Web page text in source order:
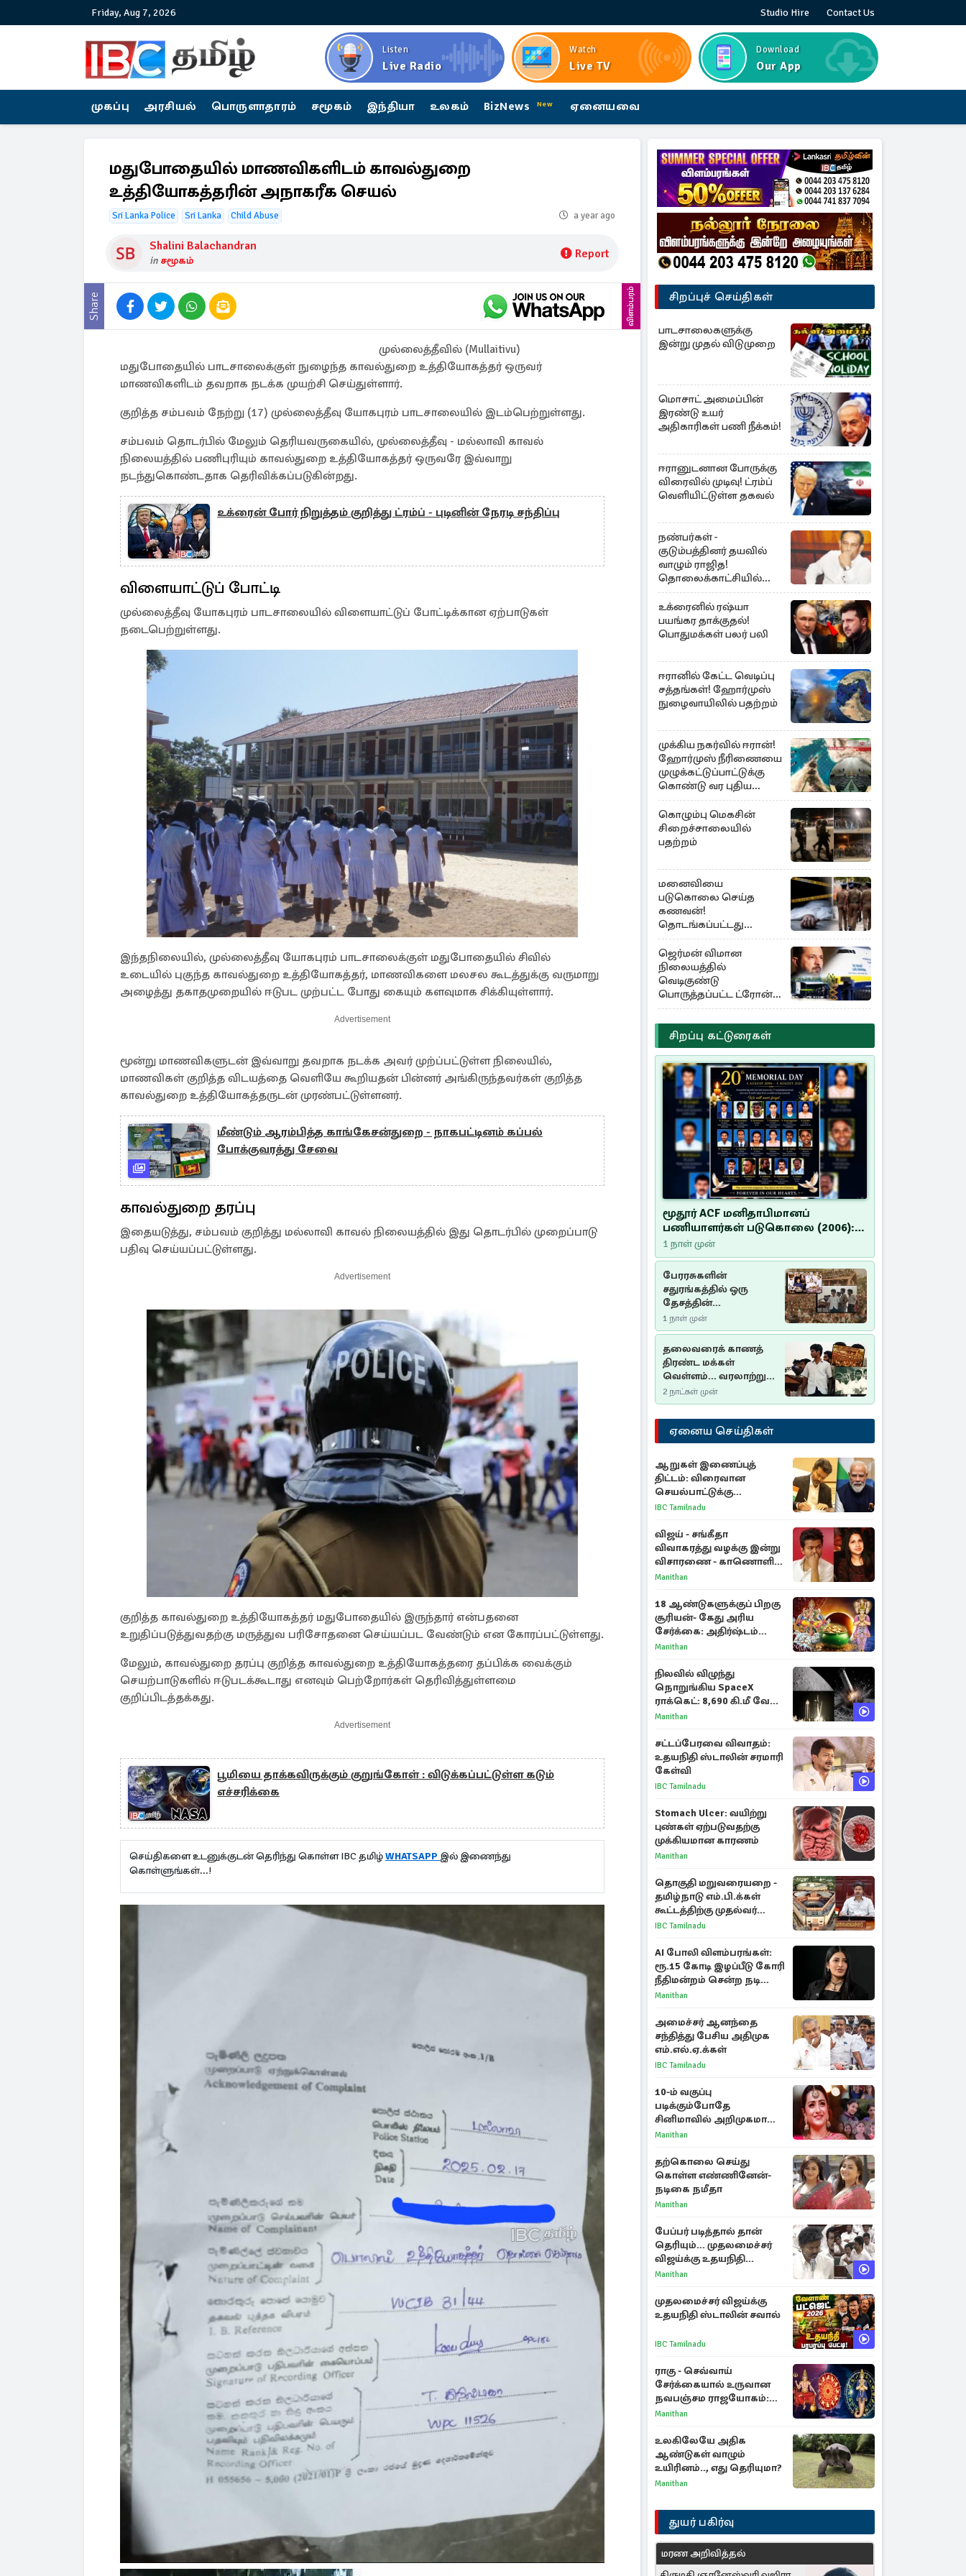
Friday, Aug 7, 2026 Studio Hire Contact Us
Listen
Live Radio
Watch
Live TV
Download
Our App
முகப்பு அரசியல் பொருளாதாரம் சமூகம் இந்தியா உலகம் BizNews New ஏனையவை
மதுபோதையில் மாணவிகளிடம் காவல்துறை
உத்தியோகத்தரின் அநாகரீக செயல்
Sri Lanka Police Sri Lanka Child Abuse a year ago
Shalini Balachandran
in சமூகம் Report
Share விளம்பரம்
முல்லைத்தீவில் (Mullaitivu)
மதுபோதையில் பாடசாலைக்குள் நுழைந்த காவல்துறை உத்தியோகத்தர் ஒருவர்
மாணவிகளிடம் தவறாக நடக்க முயற்சி செய்துள்ளார்.
குறித்த சம்பவம் நேற்று (17) முல்லைத்தீவு யோகபுரம் பாடசாலையில் இடம்பெற்றுள்ளது.
சம்பவம் தொடர்பில் மேலும் தெரியவருகையில், முல்லைத்தீவு - மல்லாவி காவல்
நிலையத்தில் பணிபுரியும் காவல்துறை உத்தியோகத்தர் ஒருவரே இவ்வாறு
நடந்துகொண்டதாக தெரிவிக்கப்படுகின்றது.
உக்ரைன் போர் நிறுத்தம் குறித்து ட்ரம்ப் - புடினின் நேரடி சந்திப்பு
விளையாட்டுப் போட்டி
முல்லைத்தீவு யோகபுரம் பாடசாலையில் விளையாட்டுப் போட்டிக்கான ஏற்பாடுகள்
நடைபெற்றுள்ளது.
இந்தநிலையில், முல்லைத்தீவு யோகபுரம் பாடசாலைக்குள் மதுபோதையில் சிவில்
உடையில் புகுந்த காவல்துறை உத்தியோகத்தர், மாணவிகளை மலசல கூடத்துக்கு வருமாறு
அழைத்து தகாதமுறையில் ஈடுபட முற்பட்ட போது கையும் களவுமாக சிக்கியுள்ளார்.
Advertisement
மூன்று மாணவிகளுடன் இவ்வாறு தவறாக நடக்க அவர் முற்ப்பட்டுள்ள நிலையில்,
மாணவிகள் குறித்த விடயத்தை வெளியே கூறியதன் பின்னர் அங்கிருந்தவர்கள் குறித்த
காவல்துறை உத்தியோகத்தருடன் முரண்பட்டுள்ளனர்.
மீண்டும் ஆரம்பித்த காங்கேசன்துறை - நாகபட்டினம் கப்பல்
போக்குவரத்து சேவை
காவல்துறை தரப்பு
இதையடுத்து, சம்பவம் குறித்து மல்லாவி காவல் நிலையத்தில் இது தொடர்பில் முறைப்பாடு
பதிவு செய்யப்பட்டுள்ளது.
Advertisement
குறித்த காவல்துறை உத்தியோகத்தர் மதுபோதையில் இருந்தார் என்பதனை
உறுதிப்படுத்துவதற்கு மருத்துவ பரிசோதனை செய்யப்பட வேண்டும் என கோரப்பட்டுள்ளது.
மேலும், காவல்துறை தரப்பு குறித்த காவல்துறை உத்தியோகத்தரை தப்பிக்க வைக்கும்
செயற்பாடுகளில் ஈடுபடக்கூடாது எனவும் பெற்றோர்கள் தெரிவித்துள்ளமை
குறிப்பிடத்தக்கது.
Advertisement
பூமியை தாக்கவிருக்கும் குறுங்கோள் : விடுக்கப்பட்டுள்ள கடும்
எச்சரிக்கை
செய்திகளை உடனுக்குடன் தெரிந்து கொள்ள IBC தமிழ்WHATSAPP இல் இணைந்து
கொள்ளுங்கள்...!
சிறப்புச் செய்திகள்
பாடசாலைகளுக்கு
இன்று முதல் விடுமுறை
மொசாட் அமைப்பின்
இரண்டு உயர்
அதிகாரிகள் பணி நீக்கம்!
ஈரானுடனான போருக்கு
விரைவில் முடிவு! ட்ரம்ப்
வெளியிட்டுள்ள தகவல்
நண்பர்கள் -
குடும்பத்தினர் தயவில்
வாழும் ராஜித!
தொலைக்காட்சியில்
குமுறல்
உக்ரைனில் ரஷ்யா
பயங்கர தாக்குதல்!
பொதுமக்கள் பலர் பலி
ஈரானில் கேட்ட வெடிப்பு
சத்தங்கள்! ஹோர்முஸ்
நுழைவாயிலில் பதற்றம்
முக்கிய நகர்வில் ஈரான்!
ஹோர்முஸ் நீரிணையை
முழுக்கட்டுப்பாட்டுக்கு
கொண்டு வர புதிய
சட்டமூலம்
கொழும்பு மெகசின்
சிறைச்சாலையில்
பதற்றம்
மனைவியை
படுகொலை செய்த
கணவன்!
தொடங்கப்பட்டது
விசாரணை
ஜெர்மன் விமான
நிலையத்தில்
வெடிகுண்டு
பொருத்தப்பட்ட ட்ரோன்!
தப்பியது உக்ரைன்
விமானம்
சிறப்பு கட்டுரைகள்
மூதூர் ACF மனிதாபிமானப்
பணியாளர்கள் படுகொலை (2006):
20 ஆண்டுகளாகியும் நீதி
மறுக்கப்பட்ட மனிதாபிமானப்
பேரவலம்
1 நாள் முன்
பேரரசுகளின்
சதுரங்கத்தில் ஒரு
தேசத்தின்
தீர்க்கதரிசனம் :
சுதுமலை பிரகடனம்
ஒரு வரலாற்றுப் பாடம்
1 நாள் முன்
தலைவரைக் காணத்
திரண்ட மக்கள்
வெள்ளம்... வரலாற்றுச்
சிறப்புமிக்க சுதுமலைப்
பிரகடனம்…
2 நாட்கள் முன்
ஏனைய செய்திகள்
ஆறுகள் இணைப்புத்
திட்டம்: விரைவான
செயல்பாட்டுக்கு
பிரதமருக்கு முதலமைச்சர்
IBC Tamilnadu
விஜய் - சங்கீதா
விவாகரத்து வழக்கு இன்று
விசாரணை - காணொளி
மூலம் ஆஜராக வாய்ப்பு
Manithan
18 ஆண்டுகளுக்குப் பிறகு
சூரியன்- கேது அரிய
சேர்க்கை: அதிர்ஷ்டம்
பெறும் 3 ராசிகள்!
Manithan
நிலவில் விழுந்து
நொறுங்கிய SpaceX
ராக்கெட்: 8,690 கி.மீ வேக
மோதலால் உருவான புதிய
Manithan
சட்டப்பேரவை விவாதம்:
உதயநிதி ஸ்டாலின் சரமாரி
கேள்வி
IBC Tamilnadu
Stomach Ulcer: வயிற்று
புண்கள் ஏற்படுவதற்கு
முக்கியமான காரணம்
Manithan
தொகுதி மறுவரையறை -
தமிழ்நாடு எம்.பி.க்கள்
கூட்டத்திற்கு முதல்வர்
விஜய் அழைப்பு
IBC Tamilnadu
AI போலி விளம்பரங்கள்:
ரூ.15 கோடி இழப்பீடு கோரி
நீதிமன்றம் சென்ற நடிகை
ஸ்ருதி ஹாசன்!
Manithan
அமைச்சர் ஆனந்தை
சந்தித்து பேசிய அதிமுக
எம்.எல்.ஏ.க்கள்
IBC Tamilnadu
10-ம் வகுப்பு
படிக்கும்போதே
சினிமாவில் அறிமுகமான
த்ரிஷா! உண்மையை
காந்தி
Manithan
தற்கொலை செய்து
கொள்ள எண்ணினேன்-
நடிகை நமீதா
Manithan
பேப்பர் படித்தால் தான்
தெரியும்... முதலமைச்சர்
விஜய்க்கு உதயநிதி
ஸ்டாலின் பதிலடி
Manithan
முதலமைச்சர் விஜய்க்கு
உதயநிதி ஸ்டாலின் சவால்
IBC Tamilnadu
ராகு - செவ்வாய்
சேர்க்கையால் உருவான
நவபஞ்சம ராஜயோகம்:
அதிர்ஷ்டம் பெறும் 3
Manithan
உலகிலேயே அதிக
ஆண்டுகள் வாழும்
உயிரினம்.., எது தெரியுமா?
Manithan
துயர் பகிர்வு
மரண அறிவித்தல்